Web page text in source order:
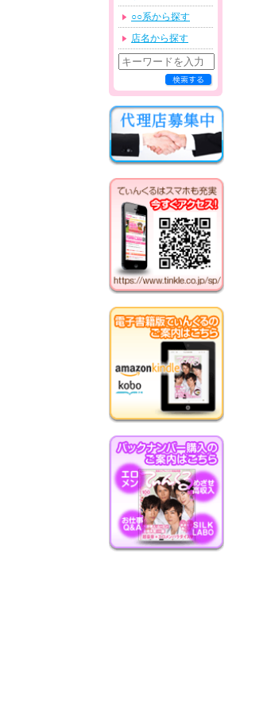
○○系から探す
店名から探す